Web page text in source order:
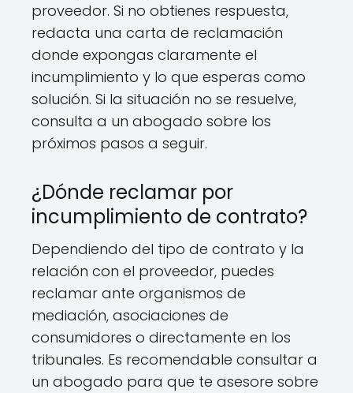
proveedor. Si no obtienes respuesta,
redacta una carta de reclamación
donde expongas claramente el
incumplimiento y lo que esperas como
solución. Si la situación no se resuelve,
consulta a un abogado sobre los
próximos pasos a seguir.
¿Dónde reclamar por
incumplimiento de contrato?
Dependiendo del tipo de contrato y la
relación con el proveedor, puedes
reclamar ante organismos de
mediación, asociaciones de
consumidores o directamente en los
tribunales. Es recomendable consultar a
un abogado para que te asesore sobre